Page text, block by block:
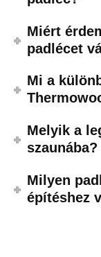
Miért
padlécet
Mi a
Melyik a
szaunába?
Milyen
építéshez